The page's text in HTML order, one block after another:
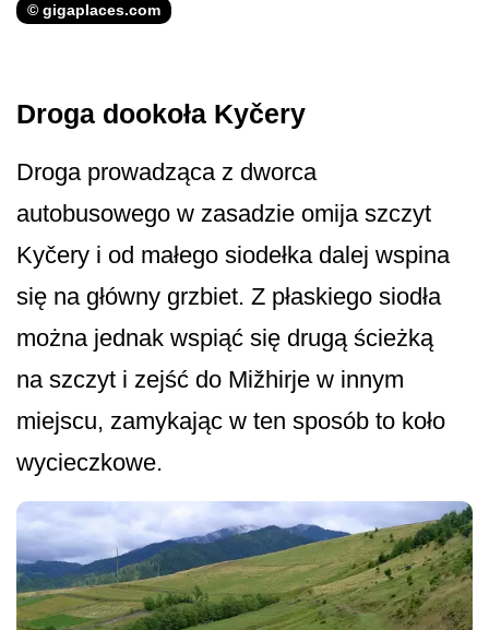
© gigaplaces.com
Droga dookoła Kyčery
Droga prowadząca z dworca
autobusowego w zasadzie omija szczyt
Kyčery i od małego siodełka dalej wspina
się na główny grzbiet. Z płaskiego siodła
można jednak wspiąć się drugą ścieżką
na szczyt i zejść do Mižhirje w innym
miejscu, zamykając w ten sposób to koło
wycieczkowe.